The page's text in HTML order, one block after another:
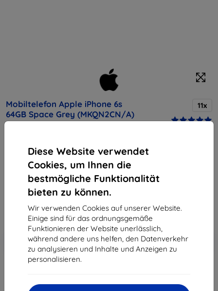
Diese Website verwendet
Cookies, um Ihnen die
bestmögliche Funktionalität
bieten zu können.
Wir verwenden Cookies auf unserer Website.
Einige sind für das ordnungsgemäße
Funktionieren der Website unerlässlich,
während andere uns helfen, den Datenverkehr
zu analysieren und Inhalte und Anzeigen zu
personalisieren.
Mobiltelefon Apple iPhone 6s
64GB Space Grey (MKQN2CN/A)
11x
Kaufen Sie dieses Gerät und erhalten Sie
Endpreis
2,90 €
2,61 €
-10%
Rabatt mit Gutschein
EXTRA10
In den
Warenkorb